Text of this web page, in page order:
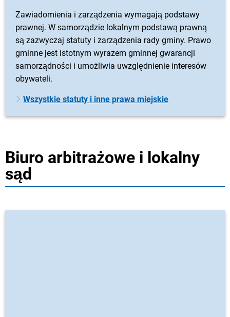
Zawiadomienia i zarządzenia wymagają podstawy
prawnej. W samorządzie lokalnym podstawą prawną
są zazwyczaj statuty i zarządzenia rady gminy. Prawo
gminne jest istotnym wyrazem gminnej gwarancji
samorządności i umożliwia uwzględnienie interesów
obywateli.
Wszystkie statuty i inne prawa miejskie
Biuro arbitrażowe i lokalny
sąd